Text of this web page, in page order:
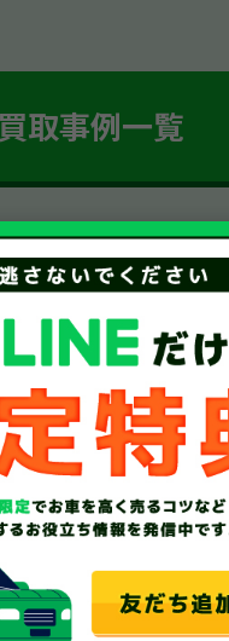
買取事例一覧
5ステップ！
事故
Step.3